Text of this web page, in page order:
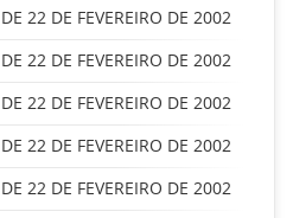
22 DE FEVEREIRO DE 2002
22 DE FEVEREIRO DE 2002
22 DE FEVEREIRO DE 2002
22 DE FEVEREIRO DE 2002
22 DE FEVEREIRO DE 2002